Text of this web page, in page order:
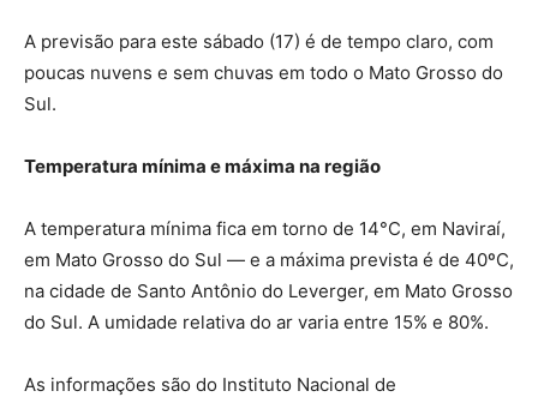
A previsão para este sábado (17) é de tempo claro, com
poucas nuvens e sem chuvas em todo o Mato Grosso do
Sul.
Temperatura mínima e máxima na região
A temperatura mínima fica em torno de 14°C, em Naviraí,
em Mato Grosso do Sul — e a máxima prevista é de 40ºC,
na cidade de Santo Antônio do Leverger, em Mato Grosso
do Sul. A umidade relativa do ar varia entre 15% e 80%.
As informações são do Instituto Nacional de